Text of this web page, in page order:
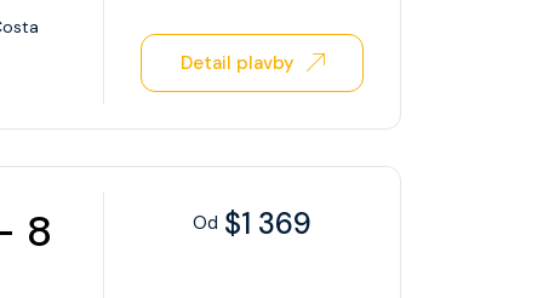
Detail plavby
8
Od $1 369